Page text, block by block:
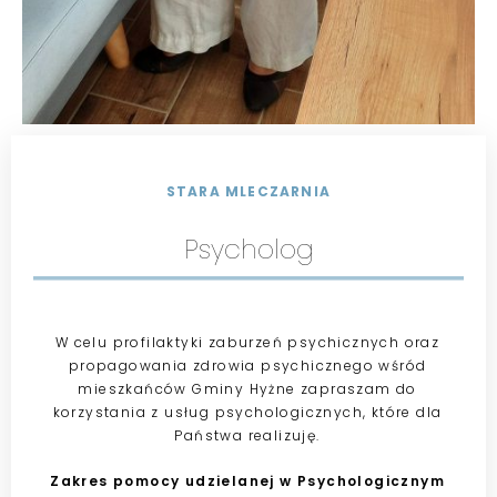
STARA MLECZARNIA
Psycholog
W celu profilaktyki zaburzeń psychicznych oraz
propagowania zdrowia psychicznego wśród
mieszkańców Gminy Hyżne zapraszam do
korzystania z usług psychologicznych, które dla
Państwa realizuję.
Zakres pomocy udzielanej w Psychologicznym